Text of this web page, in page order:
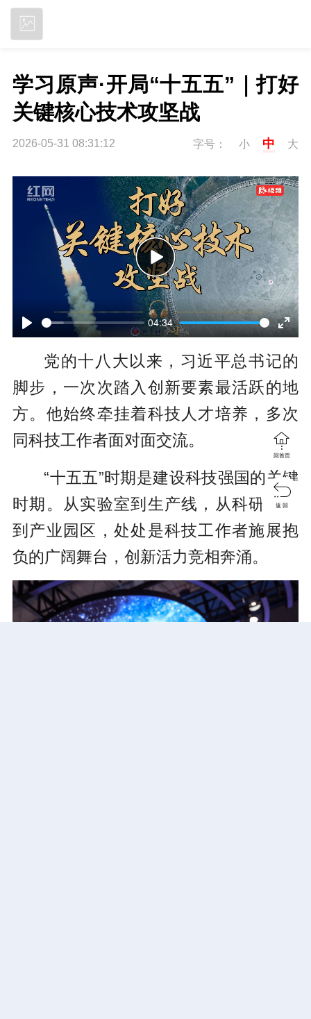
学习原声·开局“十五五”｜打好
关键核心技术攻坚战
2026-05-31 08:31:12 字号： 小 中 大
P
a
y
04:34
E
n
t
e
r
f
u
l
s
c
P
l
a
y
党的十八大以来，习近平总书记的
脚步，一次次踏入创新要素最活跃的地
方。他始终牵挂着科技人才培养，多次
同科技工作者面对面交流。
“十五五”时期是建设科技强国的关键
时期。从实验室到生产线，从科研院所
到产业园区，处处是科技工作者施展抱
负的广阔舞台，创新活力竞相奔涌。

回首页

返 回